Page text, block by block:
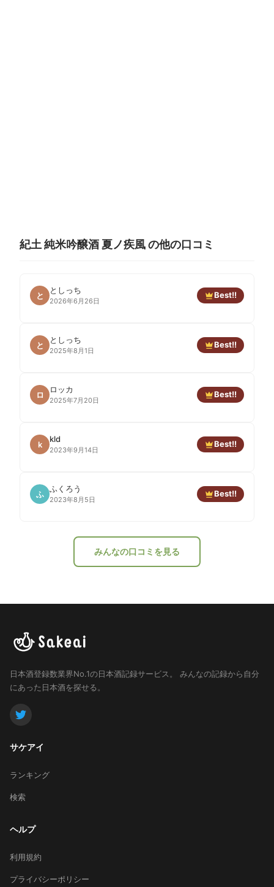
紀土 純米吟醸酒 夏ノ疾風 の他の口コミ
と
としっち
2026年6月26日
Best!!
と
としっち
2025年8月1日
Best!!
ロ
ロッカ
2025年7月20日
Best!!
k
kld
2023年9月14日
Best!!
ふ
ふくろう
2023年8月5日
Best!!
みんなの口コミを見る
日本酒登録数業界No.1の日本酒記録サービス。
みんなの記録から自分
にあった日本酒を探せる。
サケアイ
ランキング
検索
ヘルプ
利用規約
プライバシーポリシー